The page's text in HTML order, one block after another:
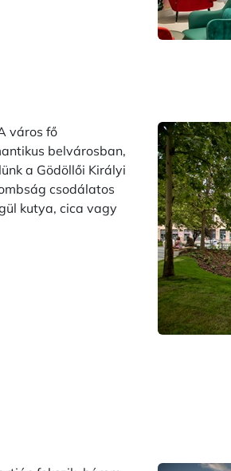
város fő
belvárosban,
a Gödöllői Királyi
csodálatos
kutya, cica vagy